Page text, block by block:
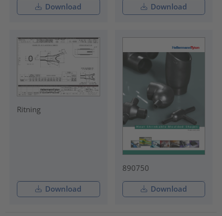
Download Download
Ritning
Download
890750
Download